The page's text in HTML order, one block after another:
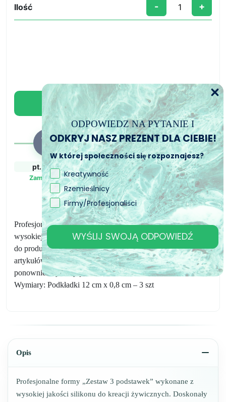
Ilość
ilość
- +
Dodaj do koszyka
pt., 7. sie
Zamówiony
pon., 10. sie - wt.,
11. sie
Zamówienie wysłane
wt., 11. sie - czw.,
13. sie
Przewidywany czas
dostawy
Profesjonalne formy „Zestaw 3 podstawek” wykonane z
wysokiej jakości silikonu do kreacji żywicznych. Doskonały
do ​​produkcji podstawek, przedmiotów dekoracyjnych oraz
artykułów domowych i biurowych, produkt ten może być
ponownie używany przez lata.
Wymiary: Podkładki 12 cm x 0,8 cm – 3 szt
Opis
Profesjonalne formy „Zestaw 3 podstawek” wykonane z
wysokiej jakości silikonu do kreacji żywicznych. Doskonały
ODPOWIEDZ NA PYTANIE I
ODKRYJ NASZ PREZENT DLA CIEBIE!
W której społeczności się rozpoznajesz?
Kreatywność
Rzemieślnicy
Firmy/Profesjonaliści
WYŚLIJ SWOJĄ ODPOWIEDŹ